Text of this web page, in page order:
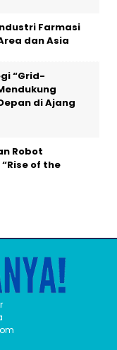
Farmasi
dan Asia
“Grid-
di Ajang
Robot
of the